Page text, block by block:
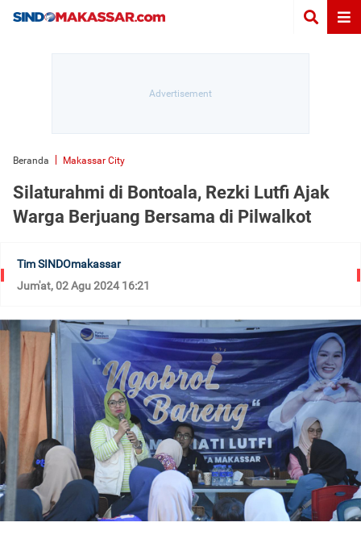
Beranda Makassar City
Silaturahmi di Bontoala, Rezki Lutfi Ajak
Warga Berjuang Bersama di Pilwalkot
Tim SINDOmakassar
Jum'at, 02 Agu 2024 16:21